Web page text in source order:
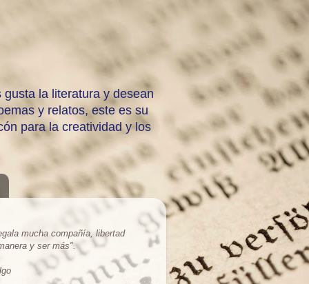
la literatura y desean
y relatos, este es su
para la creatividad y los
mucha compañía, libertad
y ser más".